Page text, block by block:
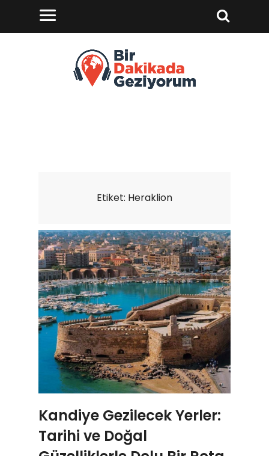
Etiket: Heraklion
Kandiye Gezilecek Yerler:
Tarihi ve Doğal